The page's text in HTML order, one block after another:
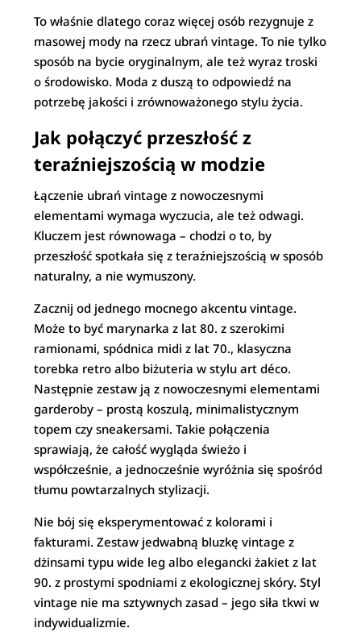
To właśnie dlatego coraz więcej osób rezygnuje z
masowej mody na rzecz ubrań vintage. To nie tylko
sposób na bycie oryginalnym, ale też wyraz troski
o środowisko. Moda z duszą to odpowiedź na
potrzebę jakości i zrównoważonego stylu życia.
Jak połączyć przeszłość z
teraźniejszością w modzie
Łączenie ubrań vintage z nowoczesnymi
elementami wymaga wyczucia, ale też odwagi.
Kluczem jest równowaga – chodzi o to, by
przeszłość spotkała się z teraźniejszością w sposób
naturalny, a nie wymuszony.
Zacznij od jednego mocnego akcentu vintage.
Może to być marynarka z lat 80. z szerokimi
ramionami, spódnica midi z lat 70., klasyczna
torebka retro albo biżuteria w stylu art déco.
Następnie zestaw ją z nowoczesnymi elementami
garderoby – prostą koszulą, minimalistycznym
topem czy sneakersami. Takie połączenia
sprawiają, że całość wygląda świeżo i
współcześnie, a jednocześnie wyróżnia się spośród
tłumu powtarzalnych stylizacji.
Nie bój się eksperymentować z kolorami i
fakturami. Zestaw jedwabną bluzkę vintage z
dżinsami typu wide leg albo elegancki żakiet z lat
90. z prostymi spodniami z ekologicznej skóry. Styl
vintage nie ma sztywnych zasad – jego siła tkwi w
indywidualizmie.